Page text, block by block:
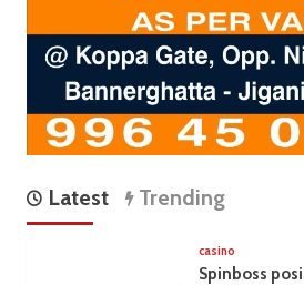
Latest Trending
casino
Spinboss